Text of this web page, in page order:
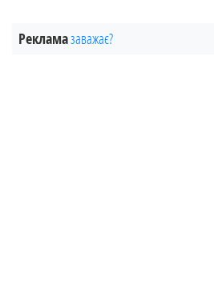
Рекламазаважає?